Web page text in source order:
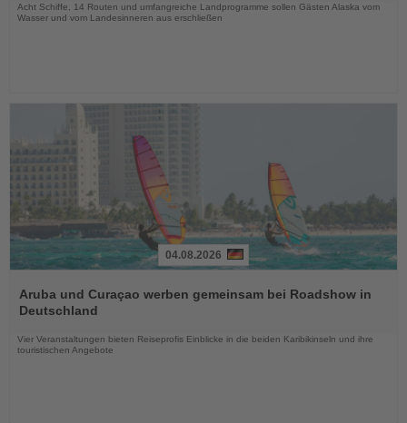
Acht Schiffe, 14 Routen und umfangreiche Landprogramme sollen Gästen Alaska vom
Wasser und vom Landesinneren aus erschließen
Sie
die
04.08.2026
Aruba und Curaçao werben gemeinsam bei Roadshow in
Deutschland
Vier Veranstaltungen bieten Reiseprofis Einblicke in die beiden Karibikinseln und ihre
touristischen Angebote